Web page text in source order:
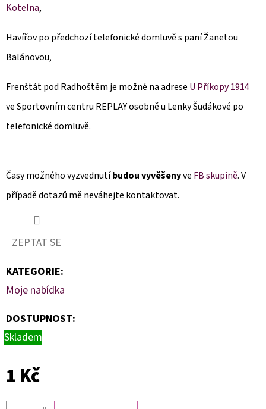
Kotelna,
Havířov po předchozí telefonické domluvě s paní Žanetou
Balánovou,
Frenštát pod Radhoštěm je možné na adrese U Příkopy 1914
ve Sportovním centru REPLAY osobně u Lenky Šudákové po
telefonické domluvě.
Časy možného vyzvednutíbudou vyvěšenyve FB skupině. V
případě dotazů mě neváhejte kontaktovat.
ZEPTAT SE
KATEGORIE:
Moje nabídka
DOSTUPNOST:
Skladem
1 Kč